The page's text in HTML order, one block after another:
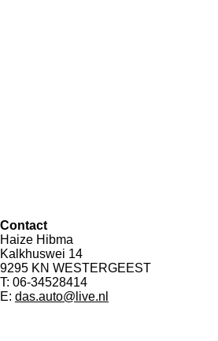
Contact
Haize Hibma
Kalkhuswei 14
9295 KN WESTERGEEST
T: 06-34528414
E: das.auto@live.nl